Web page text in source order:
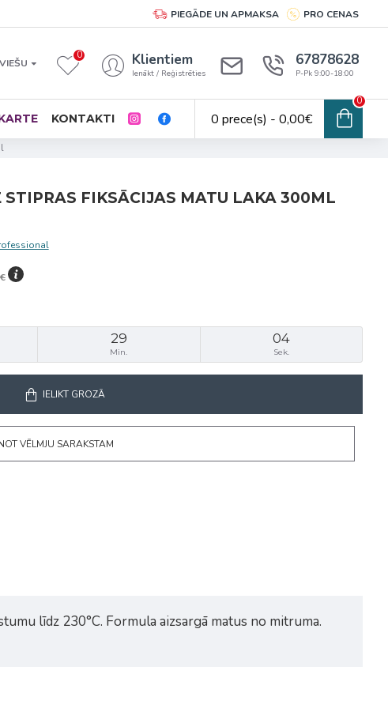
PIEGĀDE UN APMAKSA PRO CENAS
0 Klientiem
Ienākt / Reģistrēties
67878628
P-Pk 9:00-18:00
KONTAKTI 0 prece(s) - 0,00€
0
STIPRAS FIKSĀCIJAS MATU LAKA 300ML
29
Min.
04
Sek.
IELIKT GROZĀ
VĒLMJU SARAKSTAM
līdz 230°C. Formula aizsargā matus no mitruma.